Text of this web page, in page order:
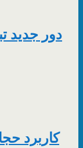
دور جدید
کاربرد